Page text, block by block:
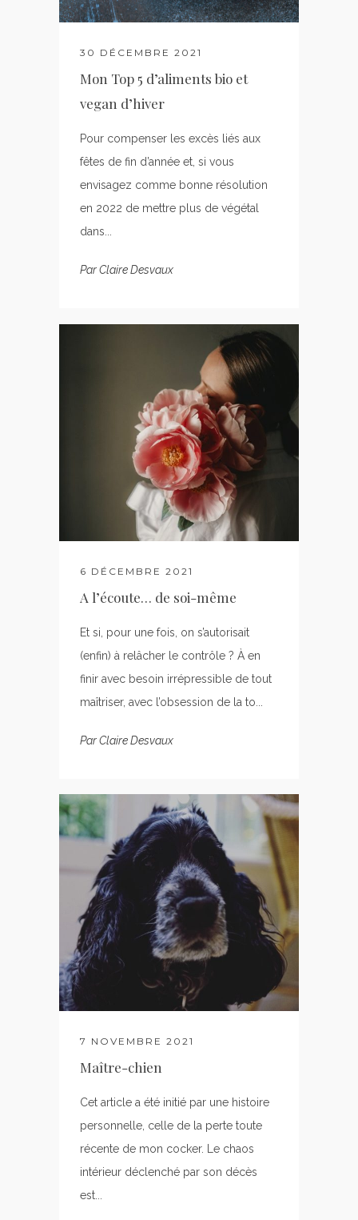
30 DÉCEMBRE 2021
Mon Top 5 d’aliments bio et
vegan d’hiver
Pour compenser les excès liés aux
fêtes de fin d’année et, si vous
envisagez comme bonne résolution
en 2022 de mettre plus de végétal
dans...
ParClaire Desvaux
6 DÉCEMBRE 2021
A l’écoute… de soi-même
Et si, pour une fois, on s’autorisait
(enfin) à relâcher le contrôle ? À en
finir avec besoin irrépressible de tout
maîtriser, avec l’obsession de la to...
ParClaire Desvaux
7 NOVEMBRE 2021
Maître-chien
Cet article a été initié par une histoire
personnelle, celle de la perte toute
récente de mon cocker. Le chaos
intérieur déclenché par son décès
est...